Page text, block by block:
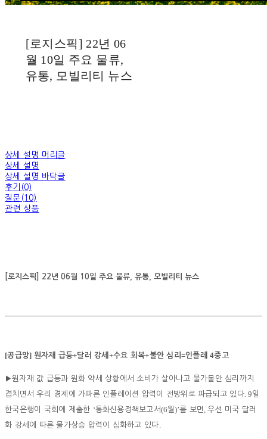
[로지스픽] 22년 06
월 10일 주요 물류,
유통, 모빌리티 뉴스
상세 설명 머리글
상세 설명
상세 설명 바닥글
후기(0)
질문(10)
관련 상품
[로지스픽] 22년 06월 10일 주요 물류, 유통, 모빌리티 뉴스
[공급망] 원자재 급등+달러 강세 +수요 회복+불안 심리 =인플레4중고
▶원자재 값 급등과 원화 약세 상황에서 소비가 살아나고 물가불안 심리까지
겹치면서 우리 경제에 가파른 인플레이션 압력이 전방위로 파급되고 있다. 9일
한국은행이 국회에 제출한 ‘통화신용정책보고서(6월)’를 보면 ,우선 미국 달러
화 강세에 따른 물가상승 압력이 심화하고 있다.